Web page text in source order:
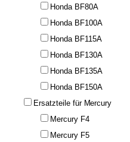
Honda BF80A
Honda BF100A
Honda BF115A
Honda BF130A
Honda BF135A
Honda BF150A
Ersatzteile für Mercury
Mercury F4
Mercury F5